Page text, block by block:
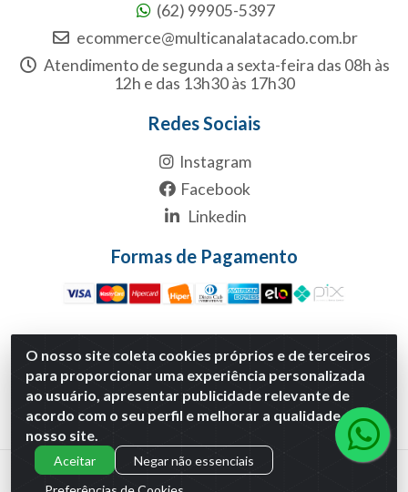
O nosso site coleta cookies próprios e de terceiros
para proporcionar uma experiência personalizada
ao usuário, apresentar publicidade relevante de
acordo com o seu perfil e melhorar a qualidade do
nosso site.
Aceitar
Negar não essenciais
(62) 99905-5397
ecommerce@multicanalatacado.com.br
Atendimento de segunda a sexta-feira das 08h às
12h e das 13h30 às 17h30
Redes Sociais
Instagram
Facebook
Linkedin
Formas de Pagamento
Multicanal Atacado LTDA - Rua 1-B, S/NC, Quadra1B Lote 1
Anexo Modulo 2 - Polo Empresarial Goias - Etapa Xiii,
Aparecida de Goiânia/GO - CNPJ 29.460.170/0001-30